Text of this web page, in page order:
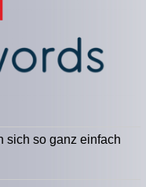
sich so ganz einfach